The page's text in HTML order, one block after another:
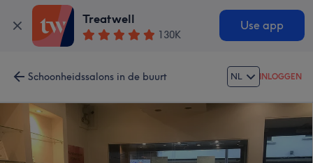
Treatwell
130K
Use app
Schoonheidssalons in de buurt NL INLOGGEN